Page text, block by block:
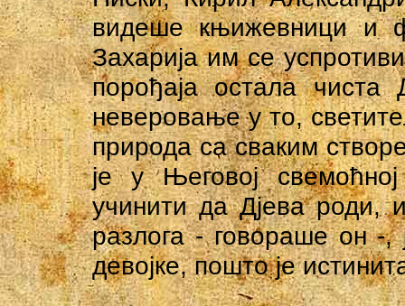
видеше књижевници и
Захарија им се
порођаја остала
неверовање у то,
природа са сваким
је у Његовој
учинити да Дјева роди,
разлога - говораше он -
девојке, пошто је